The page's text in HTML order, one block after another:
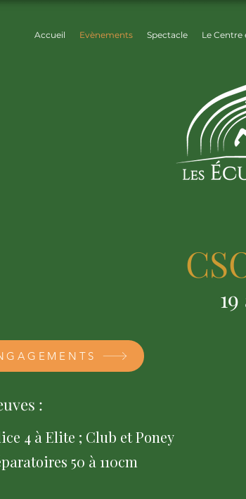
Accueil Evènements Spectacle Le Centre
:
4 à Elite ; Club et Poney
50 à 110cm